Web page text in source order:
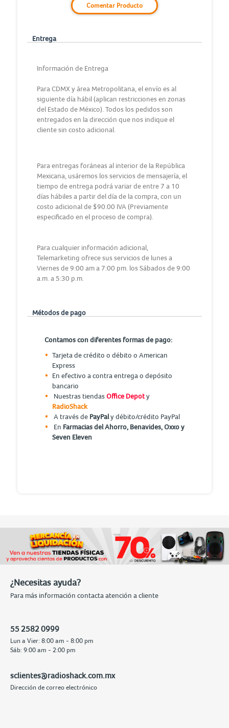
Comentar Producto
Entrega
Información de Entrega
Para CDMX y área Metropolitana, el envío es al
siguiente día hábil (aplican restricciones en zonas
del Estado de México). Todos los pedidos son
entregados en la dirección que nos indique el
cliente sin costo adicional.
Para entregas foráneas al interior de la República
Mexicana, usáremos los servicios de mensajería, el
tiempo de entrega podrá variar de entre 7 a 10
días hábiles a partir del día de la compra, con un
costo adicional de $90.00 IVA (Previamente
especificado en el proceso de compra).
Para cualquier información adicional,
Telemarketing ofrece sus servicios de lunes a
Viernes de 9:00 am a 7:00 pm. los Sábados de 9:00
a.m. a 5:30 p.m.
Métodos de pago
Contamos con diferentes formas de pago:
Tarjeta de crédito o débito o American
Express
En efectivo a contra entrega o depósito
bancario
Nuestras tiendasOffice Depoty
RadioShack
A través de PayPaly débito/crédito PayPal
En Farmacias del Ahorro, Benavides, Oxxo y
Seven Eleven
¿Necesitas ayuda?
Para más información contacta atención a cliente
55 2582 0999
Lun a Vier: 8:00 am - 8:00 pm
Sáb: 9:00 am - 2:00 pm
sclientes@radioshack.com.mx
Dirección de correo electrónico